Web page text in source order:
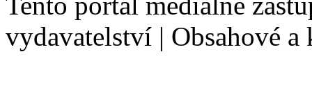
vydavatelství | Obsahové